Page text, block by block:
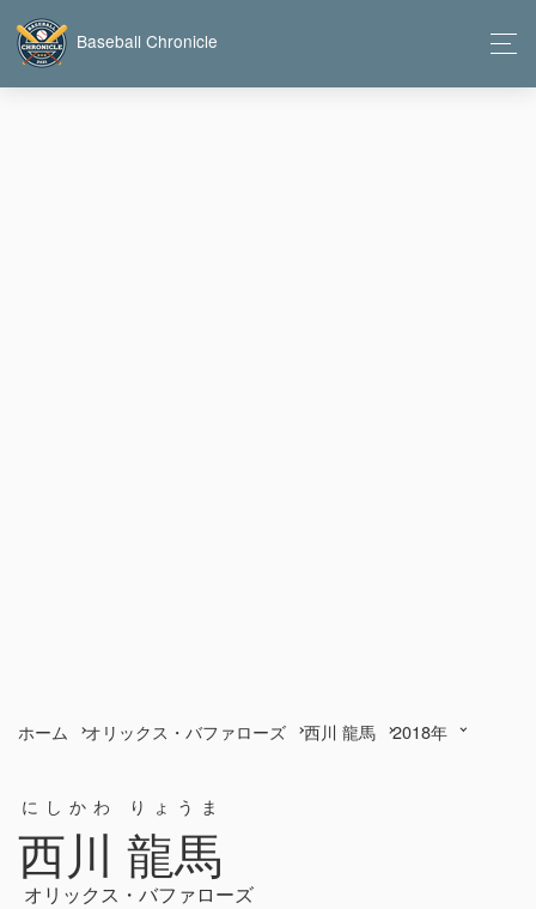
Baseball Chronicle
ホーム オリックス・バファローズ 西川 龍馬 2018年
西川 龍馬
にしかわ りょうま
オリックス・バファローズ